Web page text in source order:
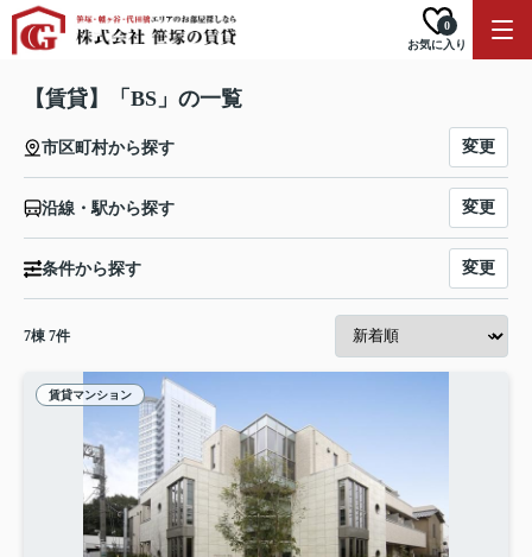
お気に入り
0
【賃貸】「BS」の一覧
市区町村から探す 変更
沿線・駅から探す 変更
条件から探す 変更
7棟 7件
賃貸マンション